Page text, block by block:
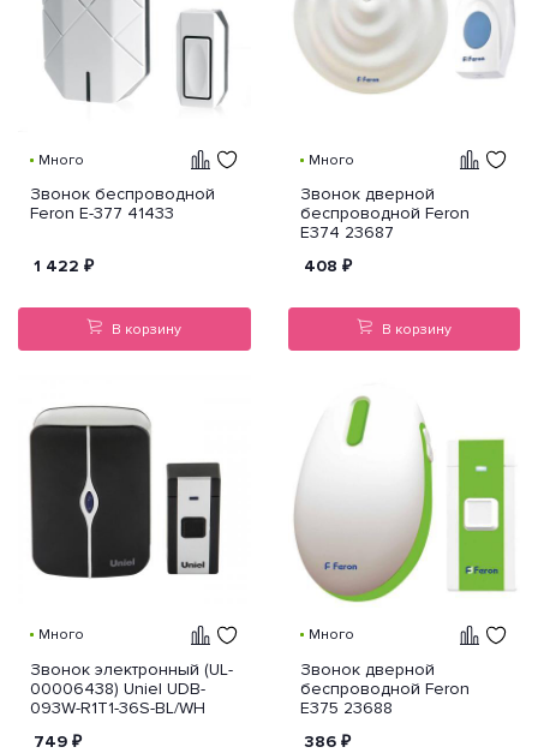
Много
Звонок беспроводной
Feron E-377 41433
1 422 ₽
В корзину
Много
Звонок дверной
беспроводной Feron
E374 23687
408 ₽
В корзину
Много
Звонок электронный (UL-
00006438) Uniel UDB-
093W-R1T1-36S-BL/WH
749 ₽
Много
Звонок дверной
беспроводной Feron
E375 23688
386₽